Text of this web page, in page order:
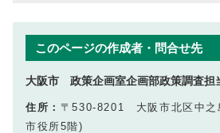
このページの作成者・問合せ先
大阪市 政策企画室企画部政策調査担
住所： 〒530-8201 大阪市北区中之
市役所5階)